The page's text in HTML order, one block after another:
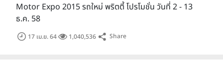
Motor Expo 2015 รถใหม่ พริตตี้ โปรโมชั่น วันที่ 2 - 13
ธ.ค. 58
17 เม.ย. 64 1,040,536 Share